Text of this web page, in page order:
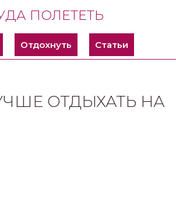
ПОЛЕТЕТЬ
Отдохнуть Статьи
ОТДЫХАТЬ НА